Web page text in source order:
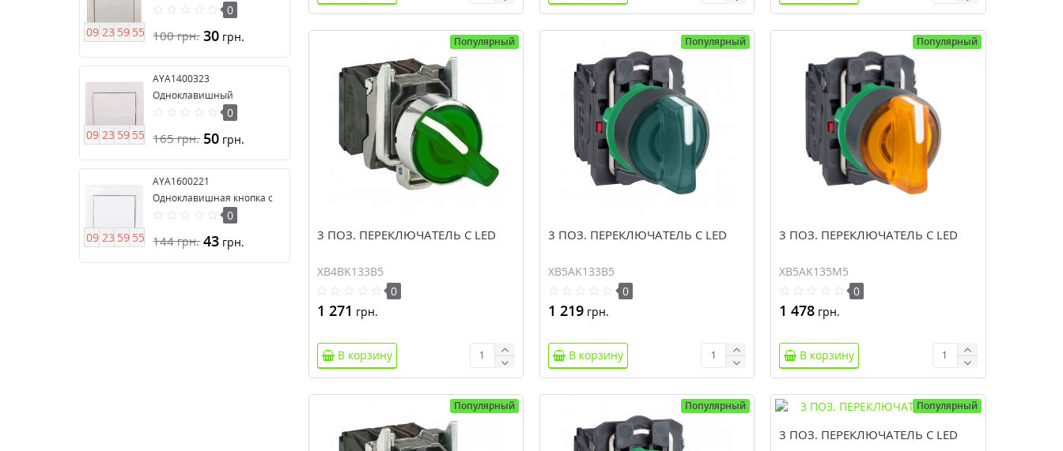
09 23 59 54
выключатель серия Anya
0
100грн. 30 грн.
09 23 59 54
AYA1400323
Одноклавишный
выключатель 16А серия
0
165грн. 50 грн.
09 23 59 54
AYA1600221
Одноклавишная кнопка с
подсветкой серии Anya
0
144грн. 43 грн.
Популярный
3 ПОЗ. ПЕРЕКЛЮЧАТЕЛЬ С LED
XB4BK133B5
0
1 271 грн.
В корзину
Популярный
3 ПОЗ. ПЕРЕКЛЮЧАТЕЛЬ С LED
XB5AK133B5
0
1 219грн.
В корзину
Популярный
3 ПОЗ. ПЕРЕКЛЮЧАТЕЛЬ С LED
XB5AK135M5
0
1 478 грн.
В корзину
Популярный Популярный Популярный
3 ПОЗ. ПЕРЕКЛЮЧАТЕЛЬ С LED